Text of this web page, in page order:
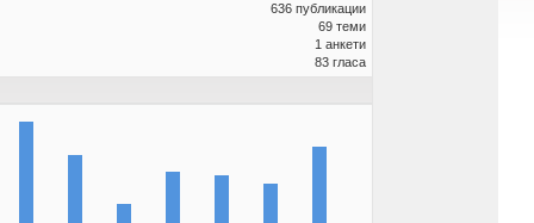
636 публикации
69 теми
1 анкети
83 гласа